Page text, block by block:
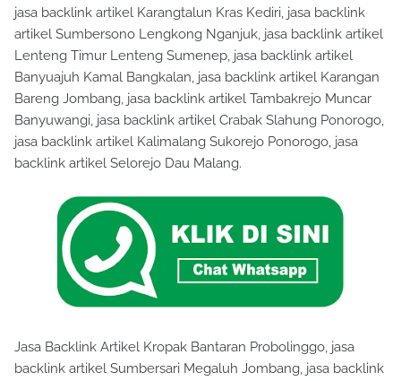
jasa backlink artikel Karangtalun Kras Kediri, jasa backlink
artikel Sumbersono Lengkong Nganjuk, jasa backlink artikel
Lenteng Timur Lenteng Sumenep, jasa backlink artikel
Banyuajuh Kamal Bangkalan, jasa backlink artikel Karangan
Bareng Jombang, jasa backlink artikel Tambakrejo Muncar
Banyuwangi, jasa backlink artikel Crabak Slahung Ponorogo,
jasa backlink artikel Kalimalang Sukorejo Ponorogo, jasa
backlink artikel Selorejo Dau Malang.
Jasa Backlink Artikel Kropak Bantaran Probolinggo, jasa
backlink artikel Sumbersari Megaluh Jombang, jasa backlink